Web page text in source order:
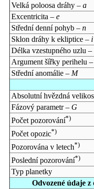
Velká poloosa dráhy – a
Excentricita – e
Střední denní pohyb – n
Sklon dráhy k ekliptice – i
Délka vzestupného uzlu –
Argument šířky perihelu
Střední anomálie – M
Absolutní hvězdná
Fázový parametr – G
Počet pozorování*)
Počet opozic*)
Pozorována v letech*)
Poslední pozorování*)
Typ planetky
Odvozené údaje